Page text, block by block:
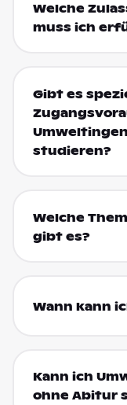
Welche
muss ich
Gibt es
studieren?
Welche
gibt es?
Wann kann
Kann ich
ohne Abitur